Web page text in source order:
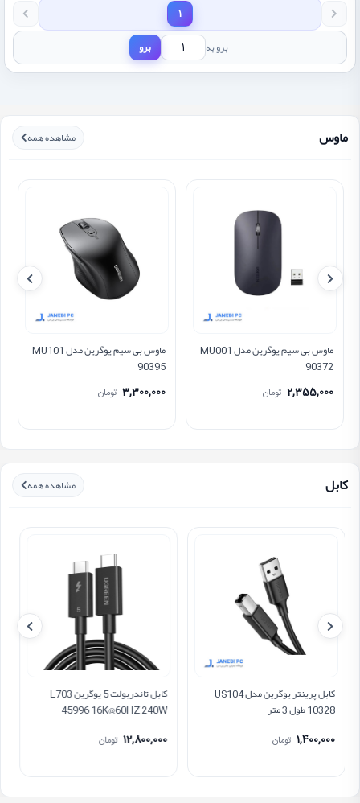
1
برو به برو
ماوس مشاهده همه
ماوس بی سیم یوگرین مدل MU101
90395
3,300,000 تومان
ماوس بی سیم یوگرین مدل MU001
90372
2,355,000 تومان
کابل مشاهده همه
کابل تاندربولت 5 یوگرین L703
45996 16K@60HZ 240W
12,800,000 تومان
کابل پرینتر یوگرین مدل US104
10328 طول 3 متر
1,400,000 تومان